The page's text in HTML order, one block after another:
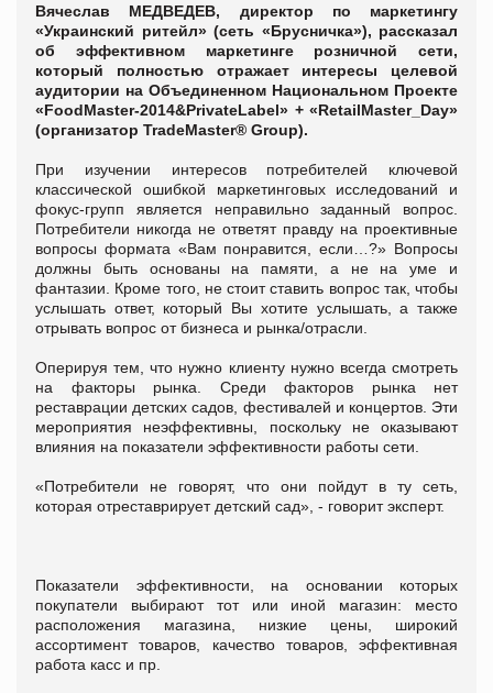
Вячеслав МЕДВЕДЕВ, директор по маркетингу
«Украинский ритейл» (сеть «Брусничка»), рассказал
об эффективном маркетинге розничной сети,
который полностью отражает интересы целевой
аудитории на Объединенном Национальном Проекте
«FoodMaster-2014&PrivateLabel» + «RetailMaster_Day»
(организатор TradeMaster® Group).
При изучении интересов потребителей ключевой
классической ошибкой маркетинговых исследований и
фокус-групп является неправильно заданный вопрос.
Потребители никогда не ответят правду на проективные
вопросы формата «Вам понравится, если…?» Вопросы
должны быть основаны на памяти, а не на уме и
фантазии. Кроме того, не стоит ставить вопрос так, чтобы
услышать ответ, который Вы хотите услышать, а также
отрывать вопрос от бизнеса и рынка/отрасли.
Оперируя тем, что нужно клиенту нужно всегда смотреть
на факторы рынка. Среди факторов рынка нет
реставрации детских садов, фестивалей и концертов. Эти
мероприятия неэффективны, поскольку не оказывают
влияния на показатели эффективности работы сети.
«Потребители не говорят, что они пойдут в ту сеть,
которая отреставрирует детский сад», - говорит эксперт.
Показатели эффективности, на основании которых
покупатели выбирают тот или иной магазин: место
расположения магазина, низкие цены, широкий
ассортимент товаров, качество товаров, эффективная
работа касс и пр.